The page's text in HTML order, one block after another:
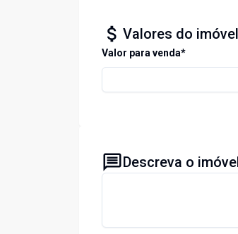
Valores do imóvel
Valor para venda*
Descreva o